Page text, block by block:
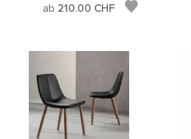
ab 210.00 CHF